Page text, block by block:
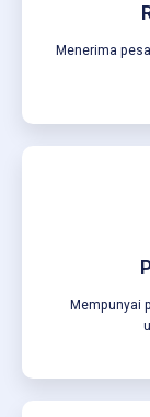
Menerima
Mempunyai